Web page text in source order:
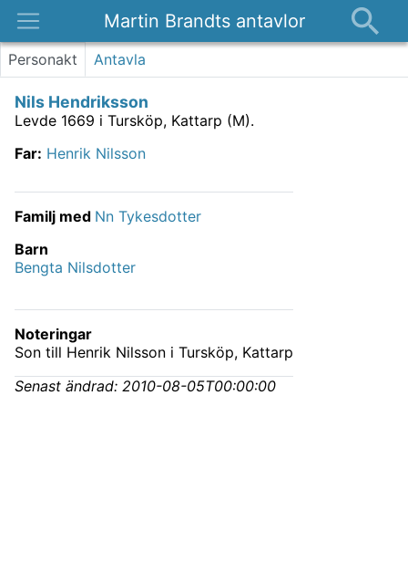
Martin Brandts antavlor
Platser
Om
Kontakt
Personakt Antavla
Nils Hendriksson
Levde 1669 i Tursköp, Kattarp (M).
Far: Henrik Nilsson
Familj med Nn Tykesdotter
Barn
Bengta Nilsdotter
Noteringar
Son till Henrik Nilsson i Tursköp, Kattarp
Senast ändrad: 2010-08-05T00:00:00